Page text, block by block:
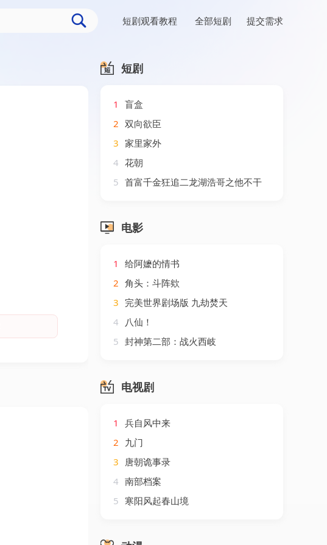
短剧观看教程 全部短剧 提交需求
短剧
1
盲盒
2 双向欲臣
3 家里家外
4 花朝
5 首富千金狂追二龙湖浩哥之他不干
电影
1
给阿嬷的情书
2 角头：斗阵欸
3 完美世界剧场版 九劫焚天
4
八仙！
5 封神第二部：战火西岐
电视剧
1
兵自风中来
2 九门
3 唐朝诡事录
4 南部档案
5 寒阳风起春山境